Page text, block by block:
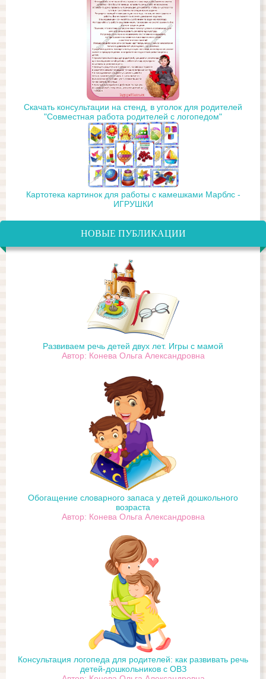
Скачать консультации на стенд, в уголок для родителей
"Совместная работа родителей с логопедом"
Картотека картинок для работы с камешками Марблс -
ИГРУШКИ
НОВЫЕ ПУБЛИКАЦИИ
Развиваем речь детей двух лет. Игры с мамой
Автор: Конева Ольга Александровна
Обогащение словарного запаса у детей дошкольного
возраста
Автор: Конева Ольга Александровна
Консультация логопеда для родителей: как развивать речь
детей-дошкольников с ОВЗ